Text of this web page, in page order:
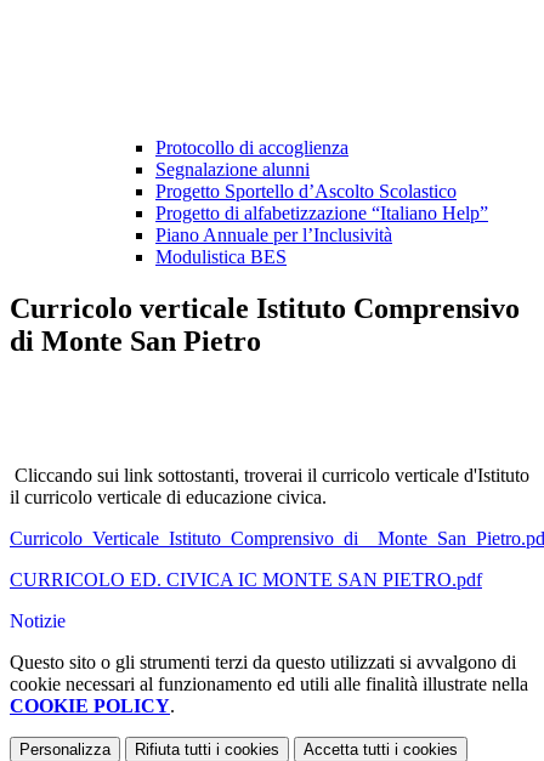
Protocollo di accoglienza
Segnalazione alunni
Progetto Sportello d’Ascolto Scolastico
Progetto di alfabetizzazione “Italiano Help”
Piano Annuale per l’Inclusività
Modulistica BES
Curricolo verticale Istituto Comprensivo
di Monte San Pietro
Cliccando sui link sottostanti, troverai il curricolo verticale d'Istituto
il curricolo verticale di educazione civica.
CURRICOLO ED. CIVICA IC MONTE SAN PIETRO.pdf
Notizie
Questo sito o gli strumenti terzi da questo utilizzati si avvalgono di
cookie necessari al funzionamento ed utili alle finalità illustrate nella
COOKIE POLICY.
Personalizza Rifiuta tutti i cookies Accetta tutti i cookies